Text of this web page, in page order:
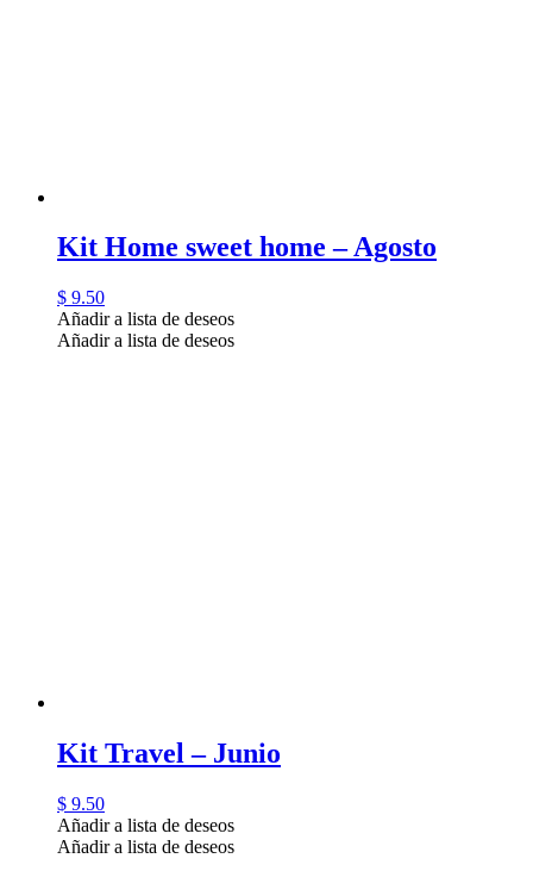
Kit Home sweet home – Agosto
$ 9.50
Añadir a lista de deseos
Añadir a lista de deseos
Kit Travel – Junio
$ 9.50
Añadir a lista de deseos
Añadir a lista de deseos